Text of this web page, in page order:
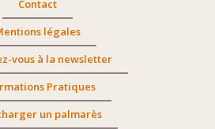
Contact
légales
vous à la newsletter
Pratiques
un palmarès